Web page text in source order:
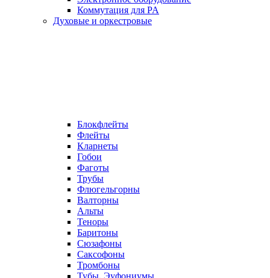
Коммутация для PA
Духовые и оркестровые
Блокфлейты
Флейты
Кларнеты
Гобои
Фаготы
Трубы
Флюгельгорны
Валторны
Альты
Теноры
Баритоны
Сюзафоны
Саксофоны
Тромбоны
Тубы, Эуфониумы